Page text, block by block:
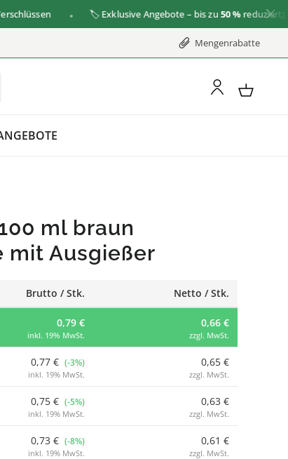
🏷️ Exklusive Angebote – bis zu50 % reduziertzu
Mengenrabatte
ml braun
mit Ausgießer
Brutto / Stk. Netto / Stk.
0,79 €
inkl. 19% MwSt.
0,66 €
zzgl. MwSt.
0,77 € (-3%)
inkl. 19% MwSt.
0,65 €
zzgl. MwSt.
0,75 € (-5%)
inkl. 19% MwSt.
0,63 €
zzgl. MwSt.
0,73 € (-8%)
inkl. 19% MwSt.
0,61 €
zzgl. MwSt.